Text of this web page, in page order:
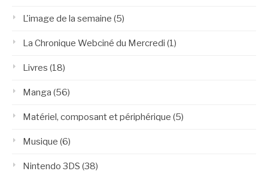
L'image de la semaine (5)
La Chronique Webciné du Mercredi (1)
Livres (18)
Manga (56)
Matériel, composant et périphérique (5)
Musique (6)
Nintendo 3DS (38)